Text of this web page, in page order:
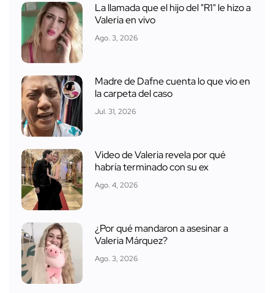
La llamada que el hijo del "R1" le hizo a
Valeria en vivo
Ago. 3, 2026
Madre de Dafne cuenta lo que vio en
la carpeta del caso
Jul. 31, 2026
Video de Valeria revela por qué
habría terminado con su ex
Ago. 4, 2026
¿Por qué mandaron a asesinar a
Valeria Márquez?
Ago. 3, 2026